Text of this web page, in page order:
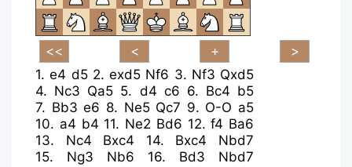
1.e4 d5 2. exd5 Nf6 3. Nf3 Qxd5
4. Nc3 Qa5 5. d4 c6 6. Bc4 b5
7. Bb3 e6 8. Ne5 Qc7 9. O-O a5
10. a4 b4 11. Ne2 Bd6 12.f4 Ba6
13. Nc4 Bxc4 14. Bxc4
Nbd7
15. Ng3 Nb6 16. Bd3
Nbd7